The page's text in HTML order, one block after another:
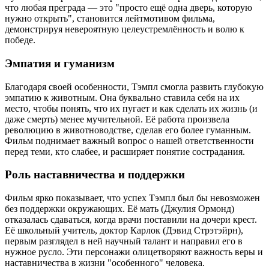
что любая преграда — это "просто ещё одна дверь, которую
нужно открыть", становится лейтмотивом фильма,
демонстрируя невероятную целеустремлённость и волю к
победе.
Эмпатия и гуманизм
Благодаря своей особенности, Тэмпл смогла развить глубокую
эмпатию к животным. Она буквально ставила себя на их
место, чтобы понять, что их пугает и как сделать их жизнь (и
даже смерть) менее мучительной. Её работа произвела
революцию в животноводстве, сделав его более гуманным.
Фильм поднимает важный вопрос о нашей ответственности
перед теми, кто слабее, и расширяет понятие сострадания.
Роль наставничества и поддержки
Фильм ярко показывает, что успех Тэмпл был бы невозможен
без поддержки окружающих. Её мать (Джулия Ормонд)
отказалась сдаваться, когда врачи поставили на дочери крест.
Её школьный учитель, доктор Карлок (Дэвид Стрэтэйрн),
первым разглядел в ней научный талант и направил его в
нужное русло. Эти персонажи олицетворяют важность веры и
наставничества в жизни "особенного" человека.